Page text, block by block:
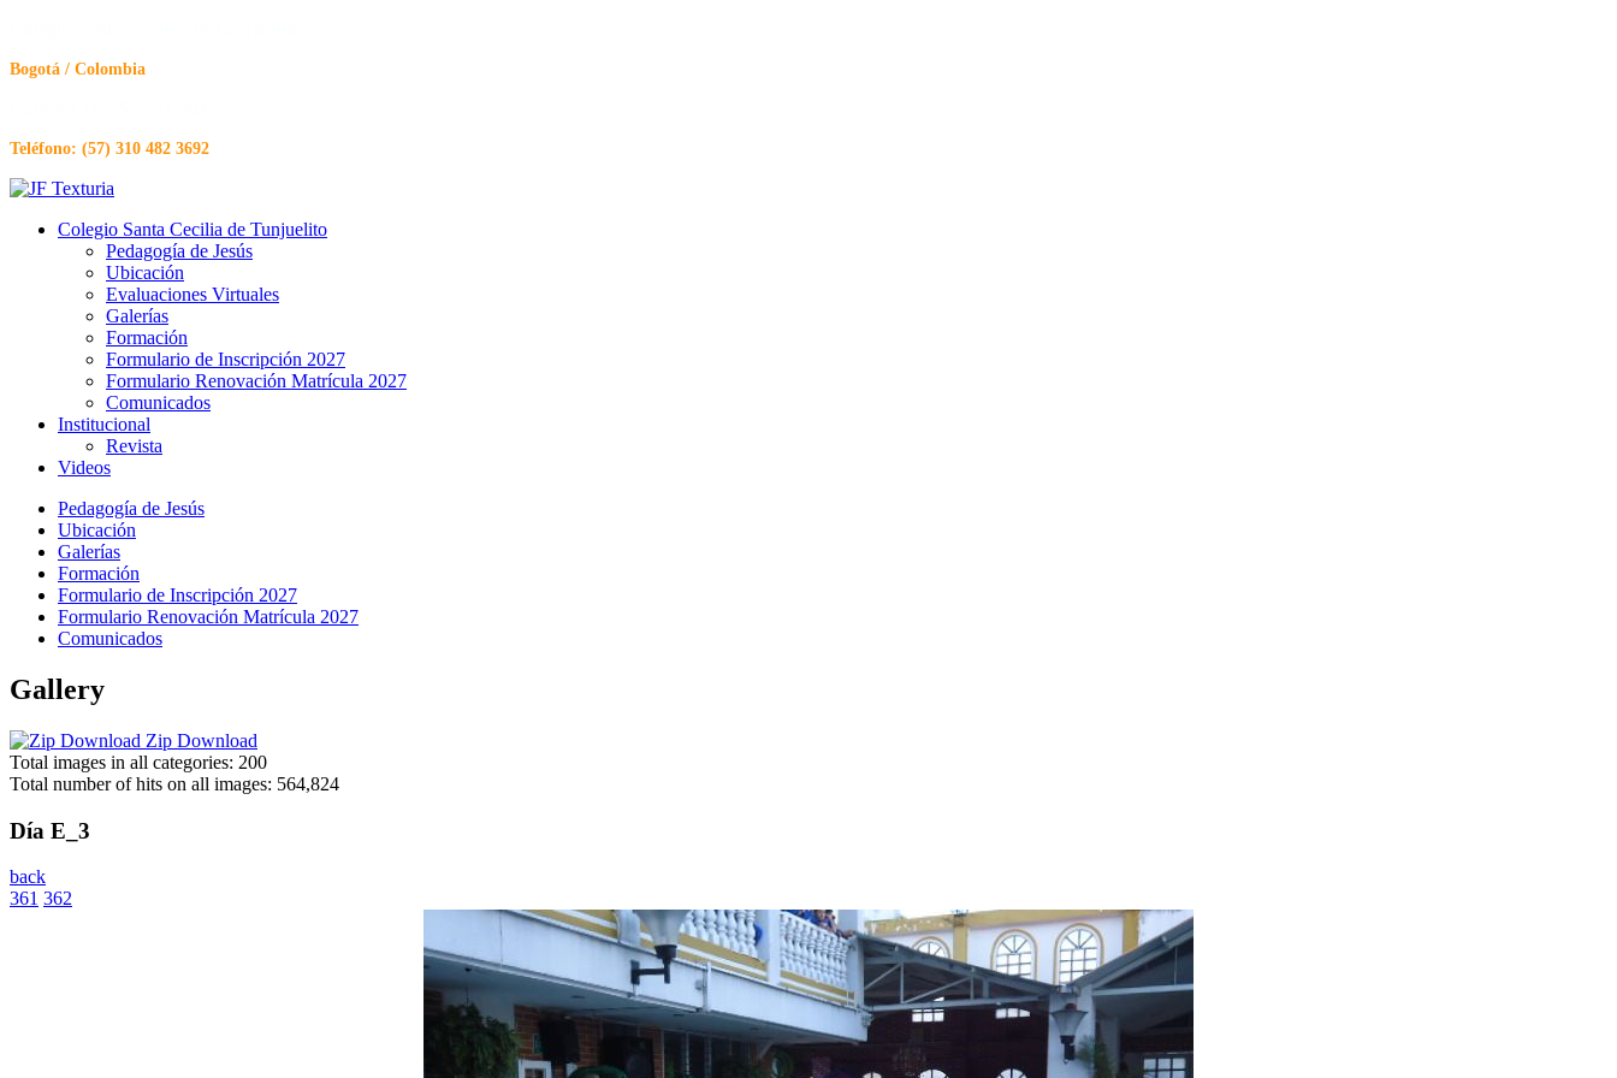
Bogotá / Colombia
Teléfono: (57) 310 482 3692
Colegio Santa Cecilia de Tunjuelito
Pedagogía de Jesús
Ubicación
Evaluaciones Virtuales
Galerías
Formación
Formulario de Inscripción 2027
Formulario Renovación Matrícula 2027
Comunicados
Institucional
Revista
Videos
Pedagogía de Jesús
Ubicación
Galerías
Formación
Formulario de Inscripción 2027
Formulario Renovación Matrícula 2027
Comunicados
Gallery
Zip Download
Total images in all categories: 200
Total number of hits on all images: 564,824
Día E_3
back
361 362